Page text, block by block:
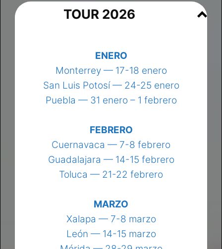
TOUR 2026
ENERO
Monterrey — 17-18 enero
San Luis Potosí — 24-25 enero
Puebla — 31 enero – 1 febrero
FEBRERO
Cuernavaca — 7-8 febrero
Guadalajara — 14-15 febrero
Toluca — 21-22 febrero
MARZO
Xalapa — 7-8 marzo
León — 14-15 marzo